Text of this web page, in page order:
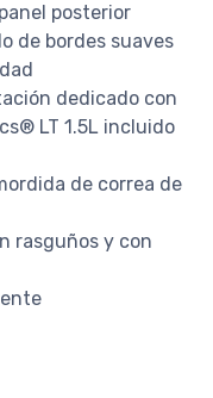
posterior
de bordes suaves
dedicado con
LT 1.5L incluido
de correa de
rasguños y con